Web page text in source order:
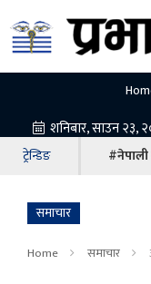
ट्रेन्डिङ
समाचार
Home समाचार